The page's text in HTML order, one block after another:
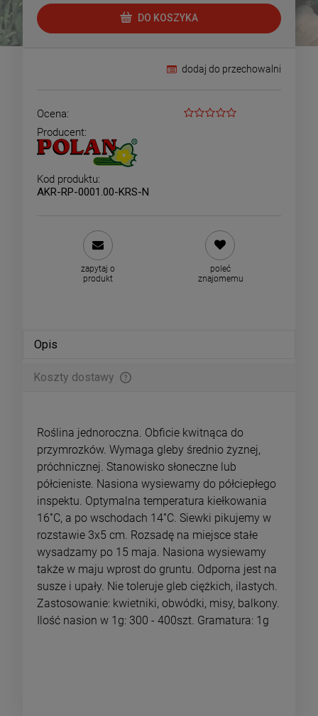
DO KOSZYKA
dodaj do przechowalni
Ocena:
Producent:
Kod produktu:
AKR-RP-0001.00-KRS-N
zapytaj o
produkt
poleć
znajomemu
Opis
Koszty dostawy
Roślina jednoroczna. Obficie kwitnąca do
przymrozków. Wymaga gleby średnio żyznej,
próchnicznej. Stanowisko słoneczne lub
półcieniste. Nasiona wysiewamy do półciepłego
inspektu. Optymalna temperatura kiełkowania
16˚C, a po wschodach 14˚C. Siewki pikujemy w
rozstawie 3x5 cm. Rozsadę na miejsce stałe
wysadzamy po 15 maja. Nasiona wysiewamy
także w maju wprost do gruntu. Odporna jest na
susze i upały. Nie toleruje gleb ciężkich, ilastych.
Zastosowanie: kwietniki, obwódki, misy, balkony.
Ilość nasion w 1g: 300 - 400szt. Gramatura: 1g